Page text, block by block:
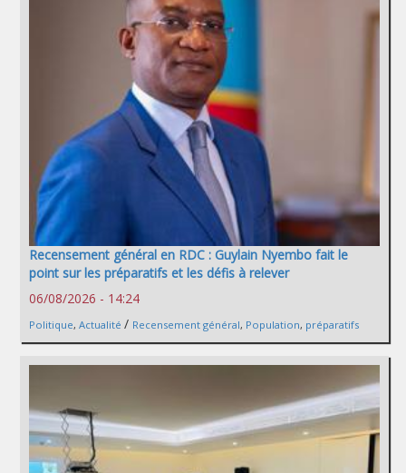
Recensement général en RDC : Guylain Nyembo fait le
point sur les préparatifs et les défis à relever
06/08/2026 - 14:24
Politique, Actualité / Recensement général, Population, préparatifs